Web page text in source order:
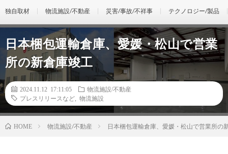
独自取材 物流施設/不動産 災害/事故/不祥事 テクノロジー/製品
日本梱包運輸倉庫、愛媛・松山で営業
所の新倉庫竣工
2024.11.12 17:11:05
物流施設/不動産
プレスリリースなど
物流施設
HOME 物流施設/不動産 日本梱包運輸倉庫、愛媛・松山で営業所の